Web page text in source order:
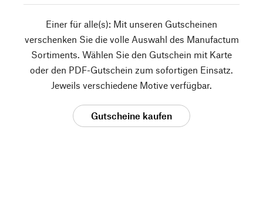
Einer für alle(s): Mit unseren Gutscheinen
verschenken Sie die volle Auswahl des Manufactum
Sortiments. Wählen Sie den Gutschein mit Karte
oder den PDF-Gutschein zum sofortigen Einsatz.
Jeweils verschiedene Motive verfügbar.
Gutscheine kaufen